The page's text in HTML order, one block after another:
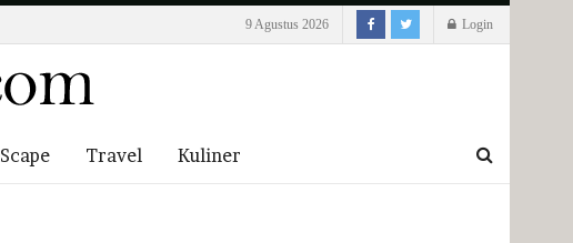
9 Agustus 2026 Login
Travel Kuliner